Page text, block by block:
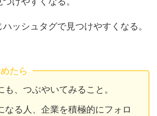
ッシュタグで見つけやすくなる。
たら
も、つぶやいてみること。
なる人、企業を積極的にフォロ